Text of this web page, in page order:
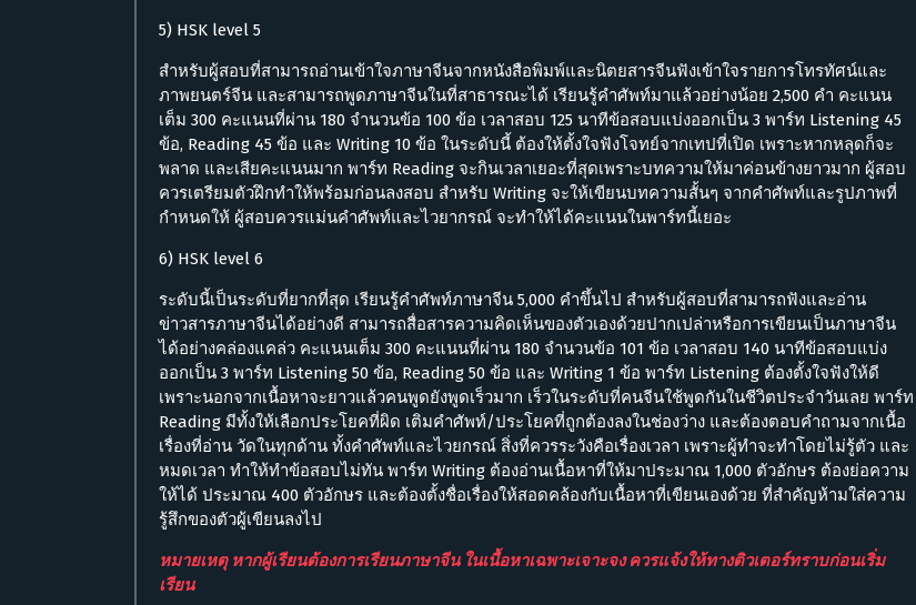
5) HSK level 5
สำหรับผู้สอบที่สามารถอ่านเข้าใจภาษาจีนจากหนังสือพิมพ์และนิตยสารจีนฟังเข้าใจรายการโทรทัศน์และ
ภาพยนตร์จีน และสามารถพูดภาษาจีนในที่สาธารณะได้ เรียนรู้คำศัพท์มาแล้วอย่างน้อย 2,500 คำ คะแนน
เต็ม 300 คะแนนที่ผ่าน 180 จำนวนข้อ 100 ข้อ เวลาสอบ 125 นาทีข้อสอบแบ่งออกเป็น 3 พาร์ท Listening 45
ข้อ, Reading 45 ข้อ และ Writing 10 ข้อ ในระดับนี้ ต้องให้ตั้งใจฟังโจทย์จากเทปที่เปิด เพราะหากหลุดก็จะ
พลาด และเสียคะแนนมาก พาร์ท Reading จะกินเวลาเยอะที่สุดเพราะบทความให้มาค่อนข้างยาวมาก ผู้สอบ
ควรเตรียมตัวฝึกทำให้พร้อมก่อนลงสอบ สำหรับ Writing จะให้เขียนบทความสั้นๆ จากคำศัพท์และรูปภาพที่
กำหนดให้ ผู้สอบควรแม่นคำศัพท์และไวยากรณ์ จะทำให้ได้คะแนนในพาร์ทนี้เยอะ
6) HSK level 6
ระดับนี้เป็นระดับที่ยากที่สุด เรียนรู้คำศัพท์ภาษาจีน 5,000 คำขึ้นไป สำหรับผู้สอบที่สามารถฟังและอ่าน
ข่าวสารภาษาจีนได้อย่างดี สามารถสื่อสารความคิดเห็นของตัวเองด้วยปากเปล่าหรือการเขียนเป็นภาษาจีน
ได้อย่างคล่องแคล่ว คะแนนเต็ม 300 คะแนนที่ผ่าน 180 จำนวนข้อ 101 ข้อ เวลาสอบ 140 นาทีข้อสอบแบ่ง
ออกเป็น 3 พาร์ท Listening 50 ข้อ, Reading 50 ข้อ และ Writing 1 ข้อ พาร์ท Listening ต้องตั้งใจฟังให้ดี
เพราะนอกจากเนื้อหาจะยาวแล้วคนพูดยังพูดเร็วมาก เร็วในระดับที่คนจีนใช้พูดกันในชีวิตประจำวันเลย พาร์ท
Reading มีทั้งให้เลือกประโยคที่ผิด เติมคำศัพท์/ประโยคที่ถูกต้องลงในช่องว่าง และต้องตอบคำถามจากเนื้อ
เรื่องที่อ่าน วัดในทุกด้าน ทั้งคำศัพท์และไวยกรณ์ สิ่งที่ควรระวังคือเรื่องเวลา เพราะผู้ทำจะทำโดยไม่รู้ตัว และ
หมดเวลา ทำให้ทำข้อสอบไม่ทัน พาร์ท Writing ต้องอ่านเนื้อหาที่ให้มาประมาณ 1,000 ตัวอักษร ต้องย่อความ
ให้ได้ ประมาณ 400 ตัวอักษร และต้องตั้งชื่อเรื่องให้สอดคล้องกับเนื้อหาที่เขียนเองด้วย ที่สำคัญห้ามใส่ความ
รู้สึกของตัวผู้เขียนลงไป
หมายเหตุ หากผู้เรียนต้องการเรียนภาษาจีน ในเนื้อหาเฉพาะเจาะจง ควรแจ้งให้ทางติวเตอร์ทราบก่อนเริ่ม
เรียน